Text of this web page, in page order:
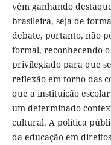
vêm ganhando
brasileira, seja de
debate, portanto, não
formal, reconhecendo
privilegiado para que
reflexão em torno das
que a instituição
um determinado
cultural. A política
da educação em